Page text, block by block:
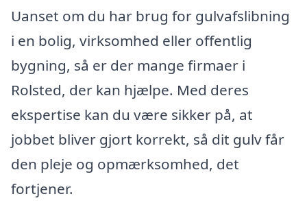
Uanset om du har brug for gulvafslibning
i en bolig, virksomhed eller offentlig
bygning, så er der mange firmaer i
Rolsted, der kan hjælpe. Med deres
ekspertise kan du være sikker på, at
jobbet bliver gjort korrekt, så dit gulv får
den pleje og opmærksomhed, det
fortjener.